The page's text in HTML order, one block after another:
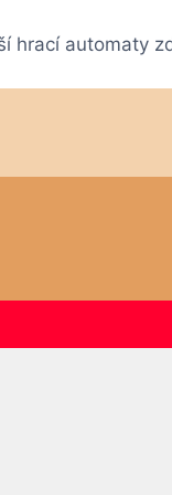
hrací automaty